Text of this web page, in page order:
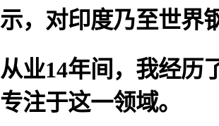
示，对印度乃至世界
从业14年间，我经历
专注于这一领域。